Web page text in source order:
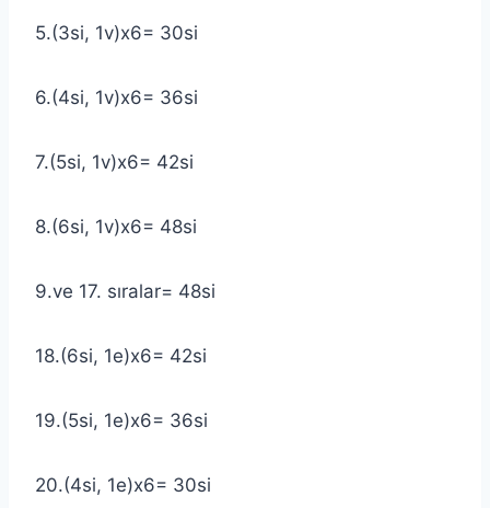
5.(3si, 1v)x6= 30si
6.(4si, 1v)x6= 36si
7.(5si, 1v)x6= 42si
8.(6si, 1v)x6= 48si
9.ve 17. sıralar= 48si
18.(6si, 1e)x6= 42si
19.(5si, 1e)x6= 36si
20.(4si, 1e)x6= 30si